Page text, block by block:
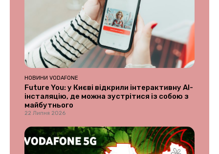
НОВИНИ VODAFONE
Future You: у Києві відкрили інтерактивну AI-
інсталяцію, де можна зустрітися із собою з
майбутнього
22 Липня 2026